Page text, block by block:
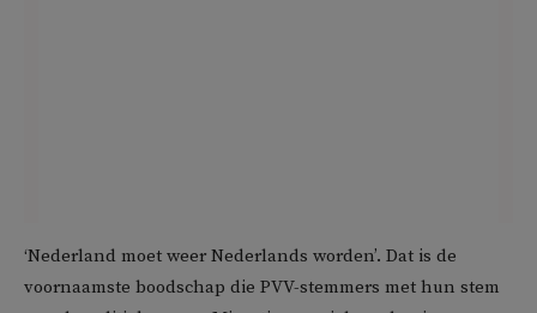
‘Nederland moet weer Nederlands worden’. Dat is de
voornaamste boodschap die PVV-stemmers met hun stem